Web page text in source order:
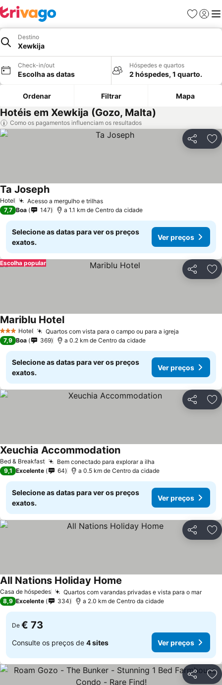
Favoritos
Iniciar
Destino
Xewkija
Check-in/out
Escolha as datas
Hóspedes e quartos
2 hóspedes, 1 quarto.
Ordenar Filtrar Mapa
Hotéis em Xewkija (Gozo, Malta)
Como os pagamentos influenciam os resultados
Partilhar
Hotel Acesso a mergulho e trilhas
Ta Joseph
7,7 Boa 147 a 1.1 km de Centro da cidade
Selecione as datas para ver os preços
exatos.
Ver preços
Partilhar
Escolha popular
3 EstrelasHotel Quartos com vista para o campo ou para a igreja
Mariblu Hotel
7,9 Boa 369 a 0.2 km de Centro da cidade
Selecione as datas para ver os preços
exatos.
Ver preços
Partilhar
Bed & Breakfast Bem conectado para explorar a ilha
Xeuchia Accommodation
9,1 Excelente 64 a 0.5 km de Centro da cidade
Selecione as datas para ver os preços
exatos.
Ver preços
Partilhar
Casa de hóspedes Quartos com varandas privadas e vista para o mar
All Nations Holiday Home
8,9 Excelente 334 a 2.0 km de Centro da cidade
De € 73
Consulte os preços de 4 sites Ver preços
Partilhar